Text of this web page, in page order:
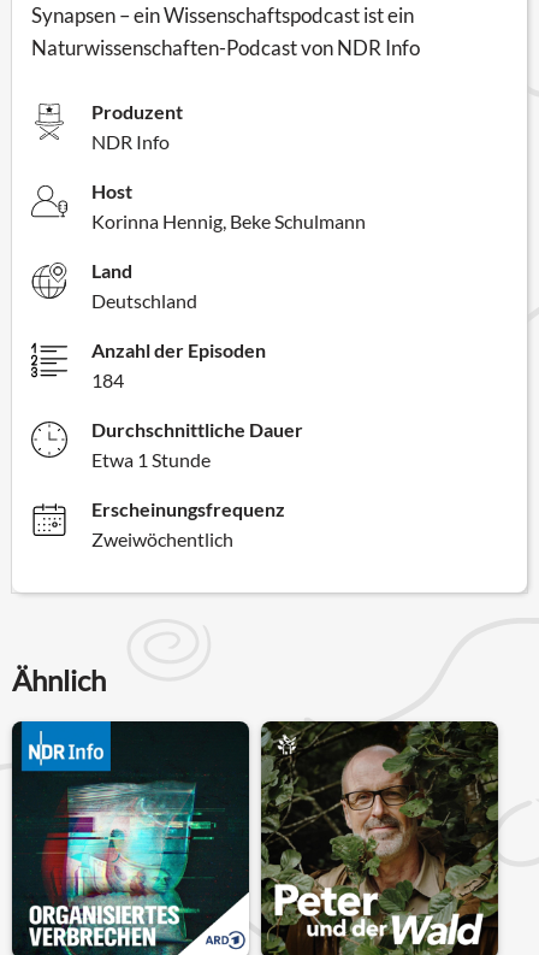
Synapsen – ein Wissenschaftspodcast ist ein
Naturwissenschaften-Podcast von NDR Info
Produzent
NDR Info
Host
Korinna Hennig, Beke Schulmann
Land
Deutschland
Anzahl der Episoden
184
Durchschnittliche Dauer
Etwa 1 Stunde
Erscheinungsfrequenz
Zweiwöchentlich
Ähnlich